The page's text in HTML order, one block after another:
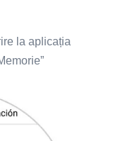
la aplicația